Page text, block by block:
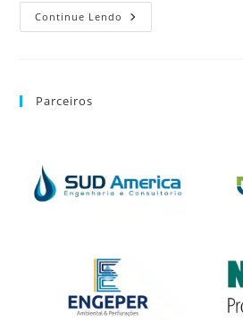
Continue Lendo
Parceiros